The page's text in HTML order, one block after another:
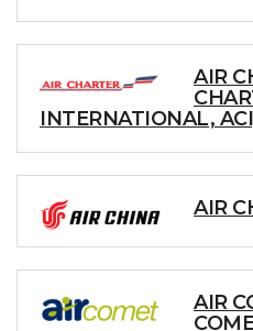
AIR
INTERNATIONAL,
AIR
AIR